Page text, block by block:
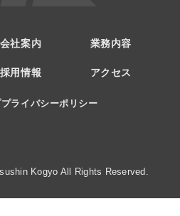
会社案内 業務内容
採用情報 アクセス
プライバシーポリシー
Kogyo All Rights Reserved.